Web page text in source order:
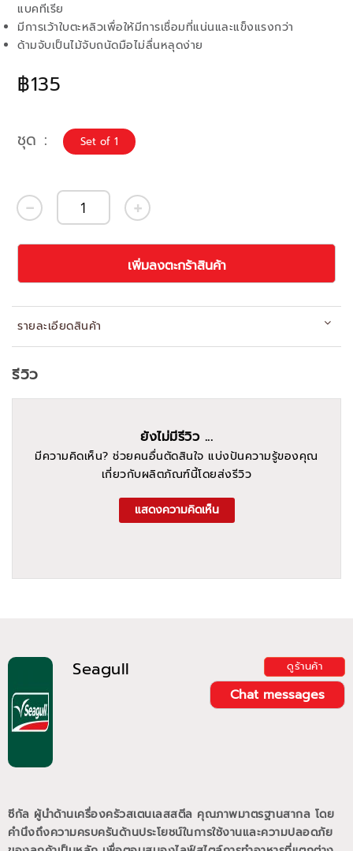
฿135
แบคทีเรีย
มีการเว้าใบตะหลิวเพื่อให้มีการเชื่อมที่แน่นและแข็งแรงกว่า
ด้ามจับเป็นไม้จับถนัดมือไม่ลื่นหลุดง่าย
ชุด Set of 1
เพิ่มลงตะกร้าสินค้า
รายละเอียดสินค้า
Seagull ดูร้านค้า
Chat messages
ซีกัล ผู้นำด้านเครื่องครัวสเตนเลสสตีล คุณภาพมาตรฐานสากล โดย
คำนึงถึงความครบครันด้านประโยชน์ในการใช้งานและความปลอดภัย
รีวิว
ยังไม่มีรีวิว ...
มีความคิดเห็น? ช่วยคนอื่นตัดสินใจ แบ่งปันความรู้ของคุณ
เกี่ยวกับผลิตภัณฑ์นี้โดยส่งรีวิว
แสดงความคิดเห็น